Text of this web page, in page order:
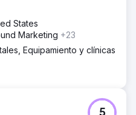
States
Marketing +23
Equipamiento y clínicas